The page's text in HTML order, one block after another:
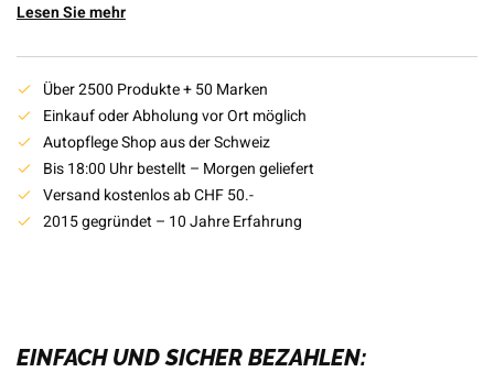
Lesen Sie mehr
Über 2500 Produkte + 50 Marken
Einkauf oder Abholung vor Ort möglich
Autopflege Shop aus der Schweiz
Bis 18:00 Uhr bestellt – Morgen geliefert
Versand kostenlos ab CHF 50.-
2015 gegründet – 10 Jahre Erfahrung
EINFACH UND SICHER BEZAHLEN: